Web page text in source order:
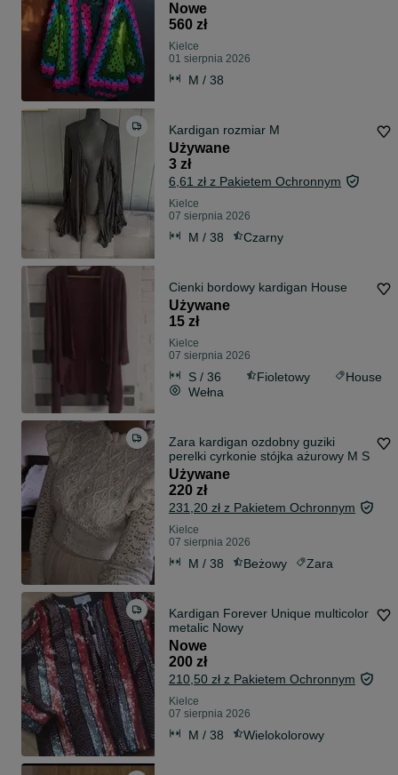
Nowe
560 zł
Kielce
01 sierpnia 2026
M / 38
Kardigan rozmiar M
Używane
3 zł
6,61 zł z Pakietem Ochronnym
Kielce
07 sierpnia 2026
M / 38 Czarny
Cienki bordowy kardigan House
Używane
15 zł
Kielce
07 sierpnia 2026
S / 36 Fioletowy
House
Wełna
Zara kardigan ozdobny guziki
perelki cyrkonie stójka ażurowy M S
Używane
220 zł
231,20 zł z Pakietem Ochronnym
Kielce
07 sierpnia 2026
M / 38 Beżowy Zara
Kardigan Forever Unique multicolor
metalic Nowy
Nowe
200 zł
210,50 zł z Pakietem Ochronnym
Kielce
07 sierpnia 2026
M / 38 Wielokolorowy